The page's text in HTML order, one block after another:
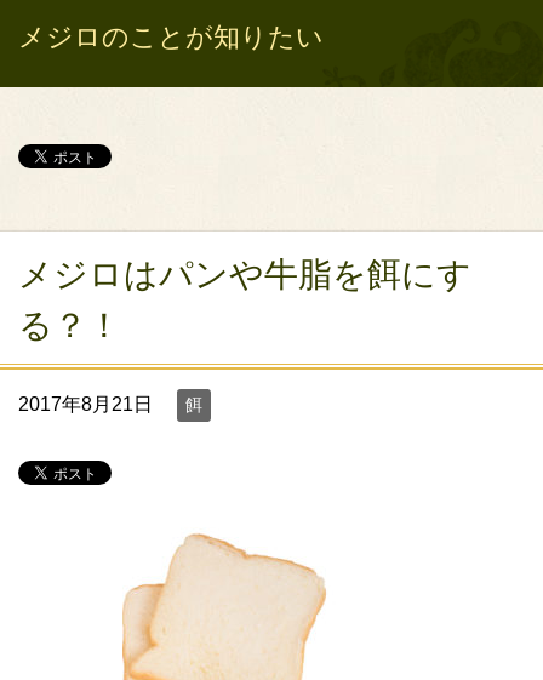
メジロのことが知りたい
メジロはパンや牛脂を餌にす
る？！
2017年8月21日 餌